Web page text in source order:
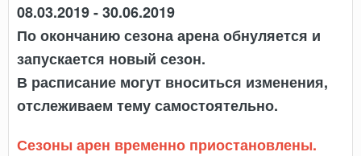
08.03.2019 - 30.06.2019
По окончанию сезона арена обнуляется и
запускается новый сезон.
В расписание могут вноситься изменения,
отслеживаем тему самостоятельно.
Сезоны арен временно приостановлены.